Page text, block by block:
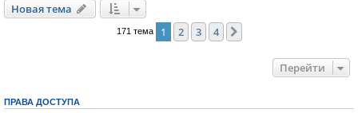
Новая тема
171 тема 1 2 3 4
Перейти
ПРАВА ДОСТУПА